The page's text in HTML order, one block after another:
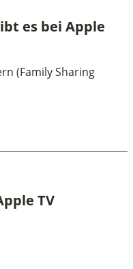
es bei Apple
(Family Sharing
TV